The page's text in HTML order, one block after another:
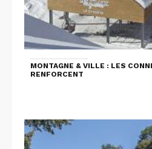
MONTAGNE & VILLE : LES
RENFORCENT